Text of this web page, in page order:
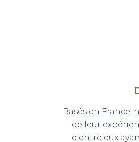
Basés en
de leur
d'entre eux